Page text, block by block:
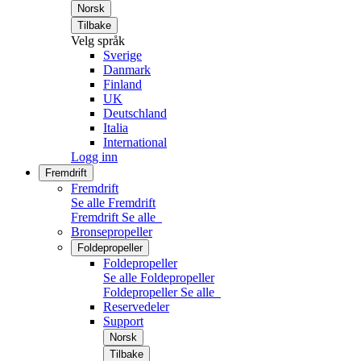
Norsk
Tilbake
Velg språk
Sverige
Danmark
Finland
UK
Deutschland
Italia
International
Logg inn
Fremdrift
Fremdrift
Se alle Fremdrift
Fremdrift Se alle
Bronsepropeller
Foldepropeller
Foldepropeller
Se alle Foldepropeller
Foldepropeller Se alle
Reservedeler
Support
Norsk
Tilbake